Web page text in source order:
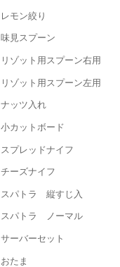
レモン絞り
味見スプーン
リゾット用スプーン右用
リゾット用スプーン左用
ナッツ入れ
小カットボード
スプレッドナイフ
チーズナイフ
スパトラ 縦すじ入
スパトラ ノーマル
サーバーセット
おたま